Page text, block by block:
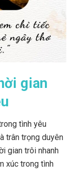
gian
tình yêu
trân trọng duyên
gian trôi nhanh
xúc trong tình